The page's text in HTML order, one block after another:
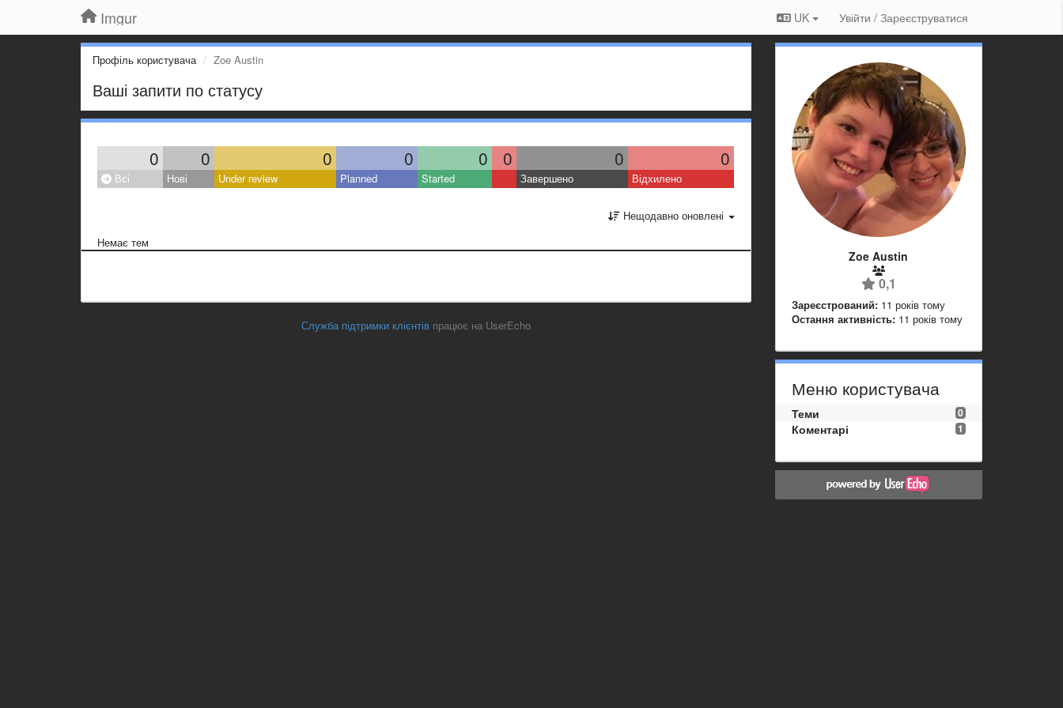
Imgur UK Увійти / Зареєструватися
Профіль користувача Zoe Austin
Ваші запити по статусу
0 0 0 0 0 0 0 0
Всі Нові Under review Planned Started Завершено Відхилено
Нещодавно оновлені
Немає тем
Служба підтримки клієнтівпрацює на UserEcho
Zoe Austin
0,1
Зареєстрований: 11 років тому
Остання активність: 11 років тому
Меню користувача
0
Теми
1
Коментарі